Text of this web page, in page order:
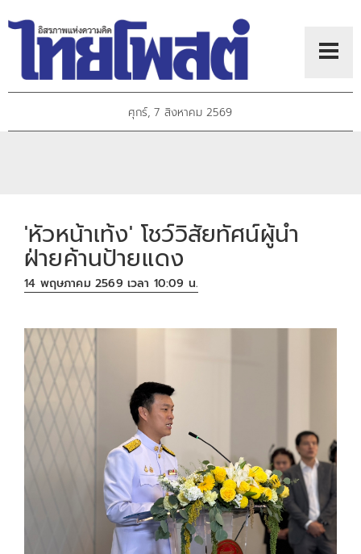
ศุกร์, 7 สิงหาคม 2569
'หัวหน้าเท้ง' โชว์วิสัยทัศน์ผู้นำ
ฝ่ายค้านป้ายแดง
14 พฤษภาคม 2569 เวลา 10:09 น.